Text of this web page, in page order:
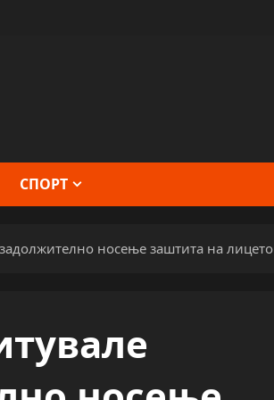
СПОРТ
носење заштита на лицето